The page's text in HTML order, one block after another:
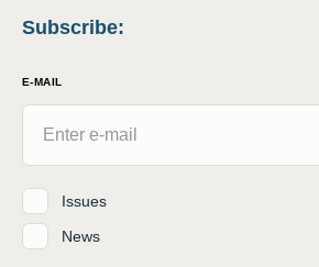
Subscribe:
E-MAIL
Issues
News